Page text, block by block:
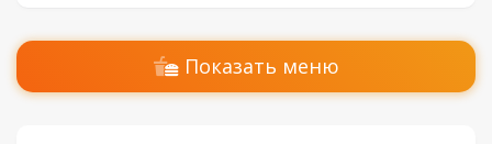
Показать меню